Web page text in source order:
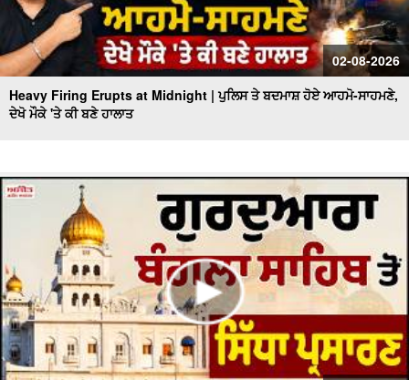
02-08-2026
Heavy Firing Erupts at Midnight | ਪੁਲਿਸ ਤੇ ਬਦਮਾਸ਼ ਹੋਏ ਆਹਮੋ-ਸਾਹਮਣੇ,
ਦੇਖੋ ਮੌਕੇ 'ਤੇ ਕੀ ਬਣੇ ਹਾਲਾਤ